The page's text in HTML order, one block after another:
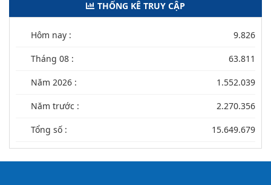
THỐNG KÊ TRUY CẬP
Hôm nay : 9.826
Tháng 08 : 63.811
Năm 2026 : 1.552.039
Năm trước : 2.270.356
Tổng số : 15.649.679